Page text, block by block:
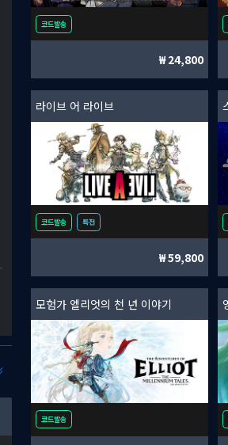
코드발송
24,800
라이브 어 라이브
코드발송 특전
59,800
모험가 엘리엇의 천 년 이야기
코드발송